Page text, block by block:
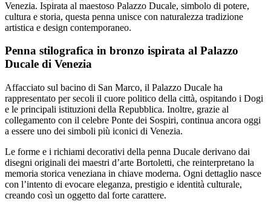
Venezia. Ispirata al maestoso Palazzo Ducale, simbolo di potere,
cultura e storia, questa penna unisce con naturalezza tradizione
artistica e design contemporaneo.
Penna stilografica in bronzo ispirata al Palazzo
Ducale di Venezia
Affacciato sul bacino di San Marco, il Palazzo Ducale ha
rappresentato per secoli il cuore politico della città, ospitando i Dogi
e le principali istituzioni della Repubblica. Inoltre, grazie al
collegamento con il celebre Ponte dei Sospiri, continua ancora oggi
a essere uno dei simboli più iconici di Venezia.
Le forme e i richiami decorativi della penna Ducale derivano dai
disegni originali dei maestri d’arte Bortoletti, che reinterpretano la
memoria storica veneziana in chiave moderna. Ogni dettaglio nasce
con l’intento di evocare eleganza, prestigio e identità culturale,
creando così un oggetto dal forte carattere.